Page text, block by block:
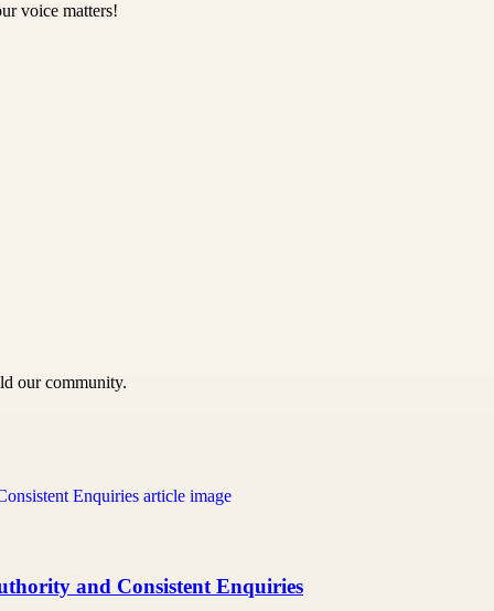
voice matters!
our community.
and Consistent Enquiries